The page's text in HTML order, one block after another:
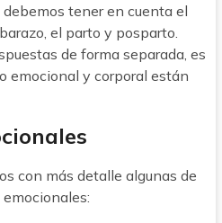
tener en cuenta el
el parto y posparto.
de forma separada, es
emocional y corporal están
con más detalle algunas de